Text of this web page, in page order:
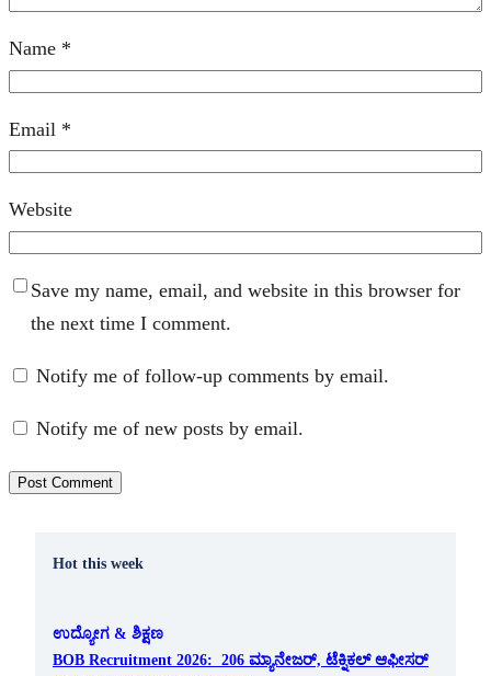
Name *
Email *
Website
Save my name, email, and website in this browser for
the next time I comment.
Notify me of follow-up comments by email.
Notify me of new posts by email.
Hot this week
ಉದ್ಯೋಗ & ಶಿಕ್ಷಣ
BOB Recruitment 2026: 206 ಮ್ಯಾನೇಜರ್, ಟೆಕ್ನಿಕಲ್ ಆಫೀಸರ್